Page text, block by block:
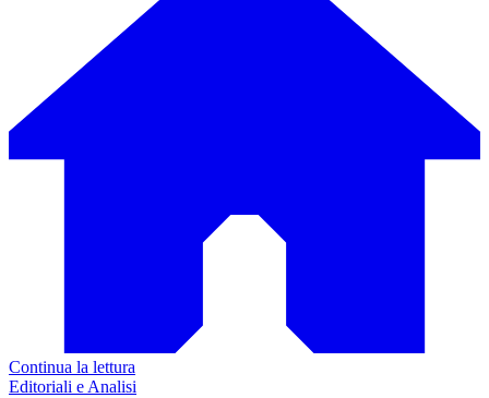
Continua la lettura
Editoriali e Analisi